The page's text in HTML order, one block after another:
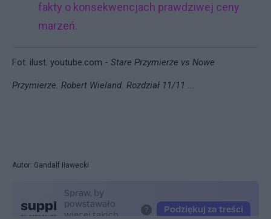
fakty o konsekwencjach prawdziwej ceny
marzeń.
Fot. ilust. youtube.com - Stare Przymierze vs Nowe
Przymierze. Robert Wieland. Rozdział 11/11 ...
Autor: Gandalf Iławecki